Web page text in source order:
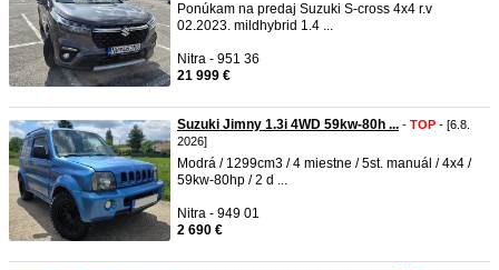
Ponúkam na predaj Suzuki S-cross 4x4 r.v
02.2023. mildhybrid 1.4 ...
Nitra - 951 36
21 999 €
Suzuki Jimny 1.3i 4WD 59kw-80h ... - TOP - [6.8.
2026]
Modrá / 1299cm3 / 4 miestne / 5st. manuál / 4x4 /
59kw-80hp / 2 d ...
Nitra - 949 01
2 690 €